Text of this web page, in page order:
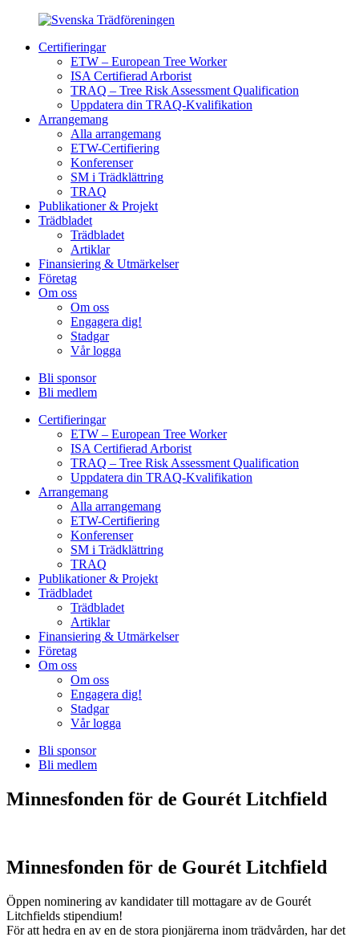
Certifieringar
ETW – European Tree Worker
ISA Certifierad Arborist
TRAQ – Tree Risk Assessment Qualification
Uppdatera din TRAQ-Kvalifikation
Arrangemang
Alla arrangemang
ETW-Certifiering
Konferenser
SM i Trädklättring
TRAQ
Publikationer & Projekt
Trädbladet
Trädbladet
Artiklar
Finansiering & Utmärkelser
Företag
Om oss
Om oss
Engagera dig!
Stadgar
Vår logga
Bli sponsor
Bli medlem
Certifieringar
ETW – European Tree Worker
ISA Certifierad Arborist
TRAQ – Tree Risk Assessment Qualification
Uppdatera din TRAQ-Kvalifikation
Arrangemang
Alla arrangemang
ETW-Certifiering
Konferenser
SM i Trädklättring
TRAQ
Publikationer & Projekt
Trädbladet
Trädbladet
Artiklar
Finansiering & Utmärkelser
Företag
Om oss
Om oss
Engagera dig!
Stadgar
Vår logga
Bli sponsor
Bli medlem
Minnesfonden för de Gourét Litchfield
Minnesfonden för de Gourét Litchfield
Öppen nominering av kandidater till mottagare av de Gourét
Litchfields stipendium!
För att hedra en av en de stora pionjärerna inom trädvården, har det